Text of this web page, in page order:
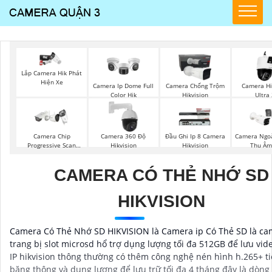
Lắp Camera Hik Phát
Hiện Xe
Camera Ip Dome Full
Color Hik
Camera Chống Trộm
Hikvision
Camera
Ultra
Camera Chip
Progressive Scan
Camera 360 Độ
Hikvision
Đầu Ghi Ip 8 Camera
Hikvision
Camera
Thu
CAMERA CÓ THẺ NHỚ SD
HIKVISION
Camera Có Thẻ Nhớ SD HIKVISION là Camera ip Có Thẻ SD là
trang bị slot microsd hổ trợ dụng lượng tối đa 512GB để lưu
IP hikvision thông thường có thêm công nghệ nén hình h.265+
băng thông và dung lượng để lưu trữ tối đa 4 tháng đây là dòng